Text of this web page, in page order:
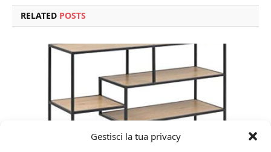
Gestisci la tua privacy
RELATED POSTS